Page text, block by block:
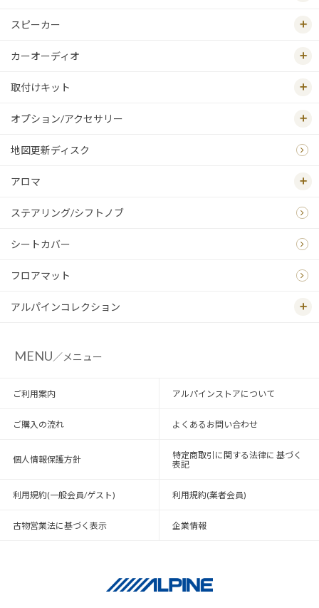
スピーカー
カーオーディオ
取付けキット
オプション/アクセサリー
地図更新ディスク
アロマ
ステアリング/シフトノブ
シートカバー
フロアマット
アルパインコレクション
MENU／メニュー
ご利用案内 アルパインストアについて
ご購入の流れ よくあるお問い合わせ
個人情報保護方針
特定商取引に関する法律に 基づく
表記
利用規約(一般会員/ゲスト) 利用規約(業者会員)
古物営業法に基づく表示 企業情報